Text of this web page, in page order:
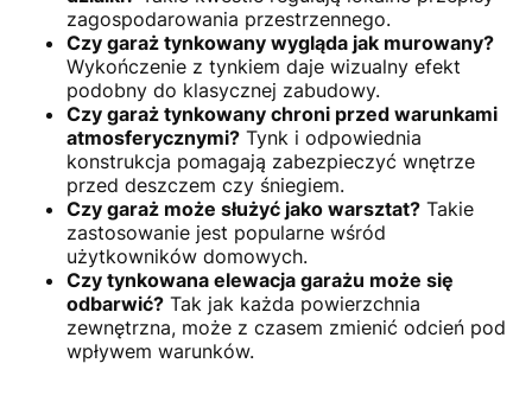
zagospodarowania przestrzennego.
Czy garaż tynkowany wygląda jak murowany?
Wykończenie z tynkiem daje wizualny efekt
podobny do klasycznej zabudowy.
Czy garaż tynkowany chroni przed warunkami
atmosferycznymi? Tynk i odpowiednia
konstrukcja pomagają zabezpieczyć wnętrze
przed deszczem czy śniegiem.
Czy garaż może służyć jako warsztat? Takie
zastosowanie jest popularne wśród
użytkowników domowych.
Czy tynkowana elewacja garażu może się
odbarwić? Tak jak każda powierzchnia
zewnętrzna, może z czasem zmienić odcień pod
wpływem warunków.